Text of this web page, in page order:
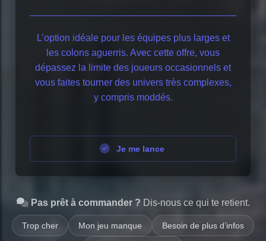
L’option idéale pour les équipes plus larges et
les colons aguerris. Avec cette offre, vous
dépassez la limite des joueurs occasionnels et
vous faites tourner des univers très complexes,
y compris moddés.
Je me lance
Pas prêt à commander ? Dis-nous ce qui te retient.
Trop cher Mon jeu manque Besoin de plus d’infos